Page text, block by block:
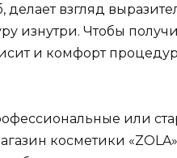
делает взгляд
изнутри. Чтобы
и комфорт
или
косметики